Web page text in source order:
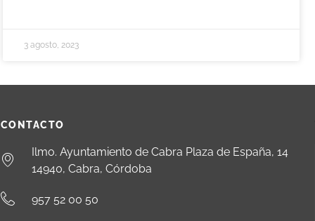
3 agosto, 2023
CONTACTO
Ilmo. Ayuntamiento de Cabra Plaza de España, 14
14940, Cabra, Córdoba
957 52 00 50